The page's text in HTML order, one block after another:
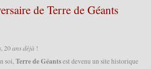
de Terre de Géants
20 𝑎𝑛𝑠 𝑑𝑒́𝑗𝑎̀ !
soi,Terre de Géantsest devenu un site historique